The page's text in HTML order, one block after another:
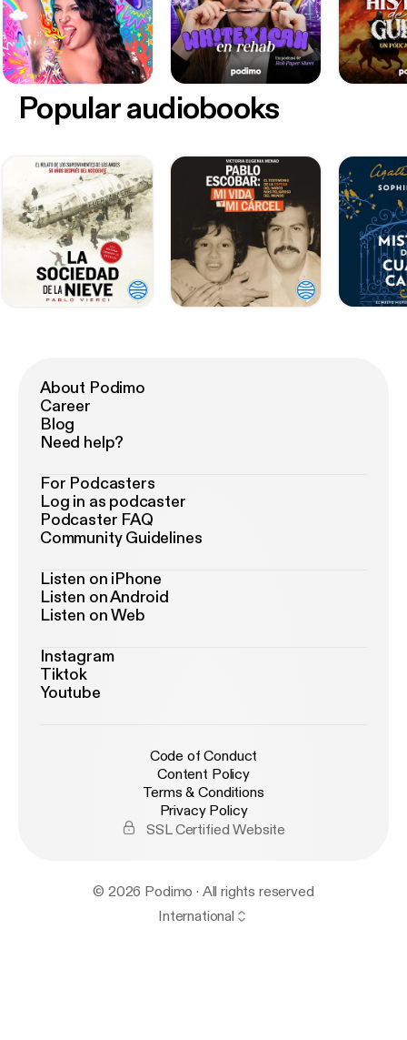
Popular audiobooks
About Podimo
Career
Blog
Need help?
For Podcasters
Log in as podcaster
Podcaster FAQ
Community Guidelines
Listen on iPhone
Listen on Android
Listen on Web
Instagram
Tiktok
Youtube
Code of Conduct
Content Policy
Terms & Conditions
Privacy Policy
SSL Certified Website
© 2026 Podimo · All rights reserved
International